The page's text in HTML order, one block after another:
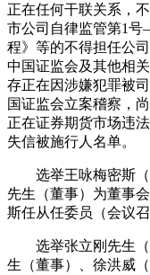
正在任何干联关系，
市公司自律监管第1
程》等的不得担任公
中国证监会及其他相
存正在因涉嫌犯罪被
国证监会立案稽察，
正在证券期货市场违
失信被施行人名单。
选举王咏梅密斯（
先生（董事）为董事
斯任从任委员（会议召
选举张立刚先生（
生（董事）、徐洪威